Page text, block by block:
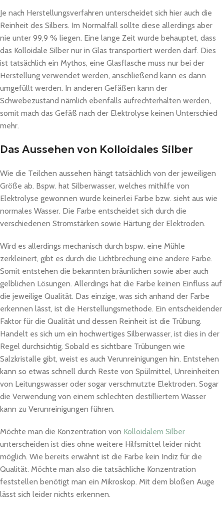
Je nach Herstellungsverfahren unterscheidet sich hier auch die
Reinheit des Silbers. Im Normalfall sollte diese allerdings aber
nie unter 99,9 % liegen. Eine lange Zeit wurde behauptet, dass
das Kolloidale Silber nur in Glas transportiert werden darf. Dies
ist tatsächlich ein Mythos, eine Glasflasche muss nur bei der
Herstellung verwendet werden, anschließend kann es dann
umgefüllt werden. In anderen Gefäßen kann der
Schwebezustand nämlich ebenfalls aufrechterhalten werden,
somit mach das Gefäß nach der Elektrolyse keinen Unterschied
mehr.
Das Aussehen von Kolloidales Silber
Wie die Teilchen aussehen hängt tatsächlich von der jeweiligen
Größe ab. Bspw. hat Silberwasser, welches mithilfe von
Elektrolyse gewonnen wurde keinerlei Farbe bzw. sieht aus wie
normales Wasser. Die Farbe entscheidet sich durch die
verschiedenen Stromstärken sowie Härtung der Elektroden.
Wird es allerdings mechanisch durch bspw. eine Mühle
zerkleinert, gibt es durch die Lichtbrechung eine andere Farbe.
Somit entstehen die bekannten bräunlichen sowie aber auch
gelblichen Lösungen. Allerdings hat die Farbe keinen Einfluss auf
die jeweilige Qualität. Das einzige, was sich anhand der Farbe
erkennen lässt, ist die Herstellungsmethode. Ein entscheidender
Faktor für die Qualität und dessen Reinheit ist die Trübung.
Handelt es sich um ein hochwertiges Silberwasser, ist dies in der
Regel durchsichtig. Sobald es sichtbare Trübungen wie
Salzkristalle gibt, weist es auch Verunreinigungen hin. Entstehen
kann so etwas schnell durch Reste von Spülmittel, Unreinheiten
von Leitungswasser oder sogar verschmutzte Elektroden. Sogar
die Verwendung von einem schlechten destilliertem Wasser
kann zu Verunreinigungen führen.
Möchte man die Konzentration von Kolloidalem Silber
unterscheiden ist dies ohne weitere Hilfsmittel leider nicht
möglich. Wie bereits erwähnt ist die Farbe kein Indiz für die
Qualität. Möchte man also die tatsächliche Konzentration
feststellen benötigt man ein Mikroskop. Mit dem bloßen Auge
lässt sich leider nichts erkennen.